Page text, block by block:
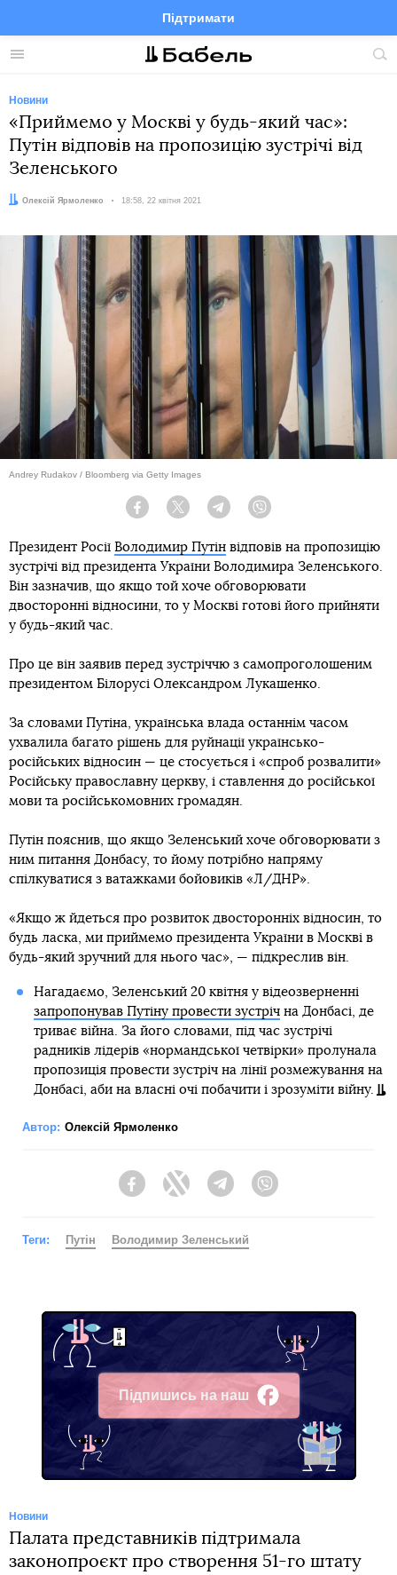
Меню
Підтримати
FacebookTelegramTwitter
Новини
«Приймемо у Москві у будь-який час»:
Путін відповів на пропозицію зустрічі від
Зеленського
Автор:
Олексій Ярмоленко Дата:
18:58, 22 квітня 2021
Andrey Rudakov / Bloomberg via Getty Images
Facebook Twitter Telegram
Президент Росії Володимир Путін відповів на пропозицію
зустрічі від президента України Володимира Зеленського.
Він зазначив, що якщо той хоче обговорювати
двосторонні відносини, то у Москві готові його прийняти
у будь-який час.
Про це він заявив перед зустріччю з самопроголошеним
президентом Білорусі Олександром Лукашенко.
За словами Путіна, українська влада останнім часом
ухвалила багато рішень для руйнації українсько-
російських відносин — це стосується і «спроб розвалити»
Російську православну церкву, і ставлення до російської
мови та російськомовних громадян.
Путін пояснив, що якщо Зеленський хоче обговорювати з
ним питання Донбасу, то йому потрібно напряму
спілкуватися з ватажками бойовиків «Л/ДНР».
«Якщо ж йдеться про розвиток двосторонніх відносин, то
будь ласка, ми приймемо президента України в Москві в
будь-який зручний для нього час», — підкреслив він.
Нагадаємо, Зеленський 20 квітня у відеозверненні
запропонував Путіну провести зустрічна Донбасі, де
триває війна. За його словами, під час зустрічі
радників лідерів «нормандської четвірки» пролунала
пропозиція провести зустріч на лінії розмежування на
Донбасі, аби на власні очі побачити і зрозуміти війну.
Автор: Олексій Ярмоленко
FacebookTwitter Telegram
Теги: Путін Володимир Зеленський
Підпишись на наш
Facebook
Новини
Палата представників підтримала
законопроєкт про створення 51-го штату